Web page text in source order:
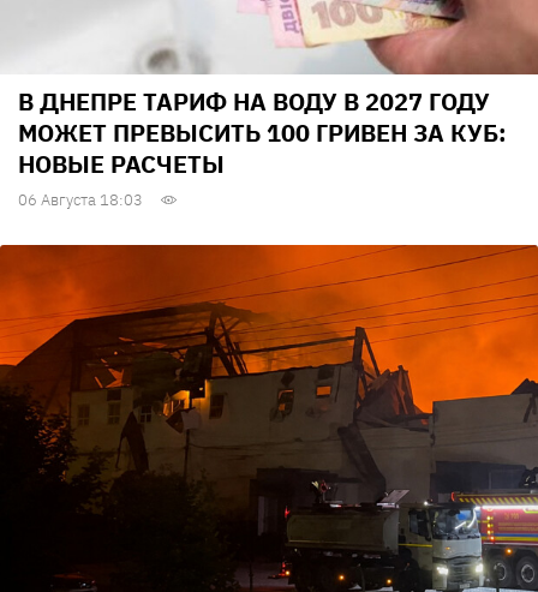
В ДНЕПРЕ ТАРИФ НА ВОДУ В 2027 ГОДУ
МОЖЕТ ПРЕВЫСИТЬ 100 ГРИВЕН ЗА КУБ:
НОВЫЕ РАСЧЕТЫ
06 Августа 18:03